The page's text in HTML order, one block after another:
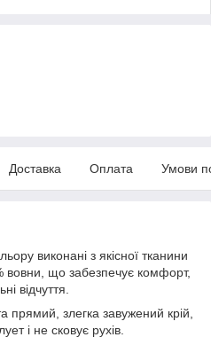
Доставка Оплата Умови
виконані з якісної тканини
вовни, що забезпечує комфорт,
відчуття.
прямий, злегка завужений крій,
і не сковує рухів.